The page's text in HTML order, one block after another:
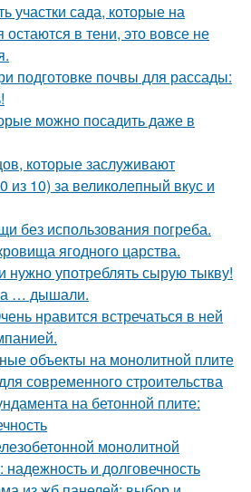
участки сада, которые на
в тени, это вовсе не
подготовке почвы для рассады:
можно посадить даже в
которые заслуживают
10) за великолепный вкус и
без использования погреба.
ягодного царства.
нужно употреблять сырую тыкву!
… дышали.
нравится встречаться в ней
объекты на монолитной плите
современного строительства
на бетонной плите:
монолитной
и долговечность